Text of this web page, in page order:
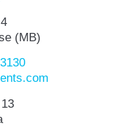
(MB)